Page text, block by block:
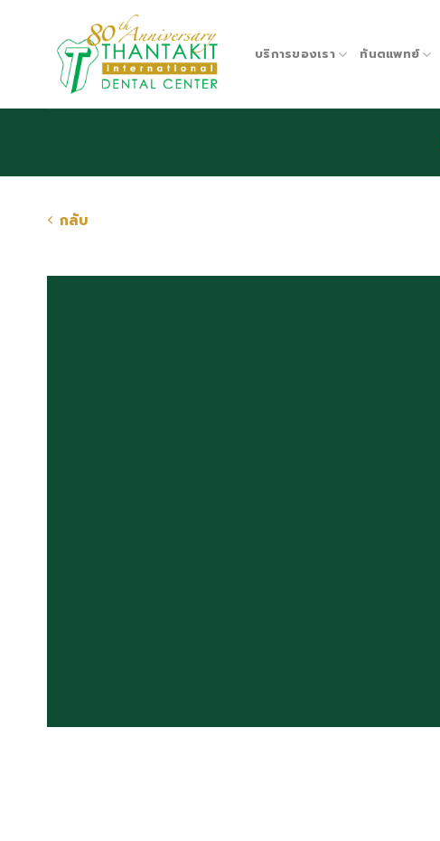
บริการของเรา ทันตแพทย์
กลับ